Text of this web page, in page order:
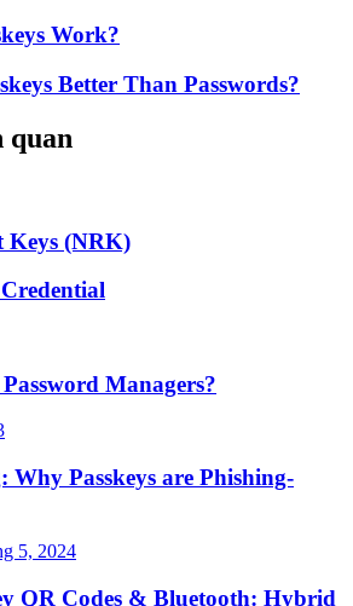
Work?
Better Than Passwords?
quan
Keys (NRK)
Managers?
Why Passkeys are Phishing-
5, 2024
QR Codes & Bluetooth: Hybrid